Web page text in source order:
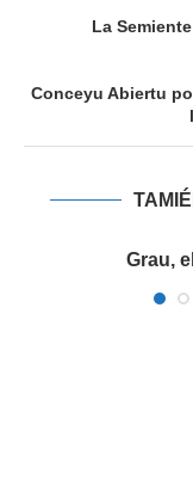
La
Conceyu Abiertu
Grau,